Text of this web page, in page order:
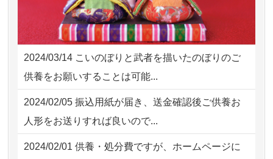
2026/07/30 22:27 墨田区の方からお申込み
2026/07/30 17:02 神奈川の方からお申込み
2026/07/30 15:59 神奈川の方からお申込み
2026/07/30 08:46 東京都の方からお申込み
2026/07/18つい先日も利用させていただきまし
た。 手続...
2026/07/18 大切にしていたお人形をきちんと供養
してくださ...
2026/07/15 子供の頃から可愛がってきた七段飾り
の雛人形で...
2026/07/15 お客様の声を読み、丁寧に供養してい
2024/03/14 こいのぼりと武者を描いたのぼりのご
供養をお願いすることは可能...
2024/02/05 振込用紙が届き、送金確認後ご供養お
人形をお送りすれば良いので...
2024/02/01 供養・処分費ですが、ホームページに